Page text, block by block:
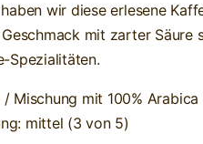
wir diese erlesene
mit zarter Säure
Spezialitäten.
/ Mischung mit 100% Arabica
mittel (3 von 5)